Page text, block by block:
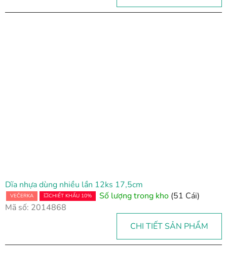
Dĩa nhựa dùng nhiều lần 12ks 17,5cm
VEČERKA 💥CHIẾT KHẤU 10% Số lượng trong kho (51 Cái)
Mã số: 2014868
CHI TIẾT SẢN PHẨM